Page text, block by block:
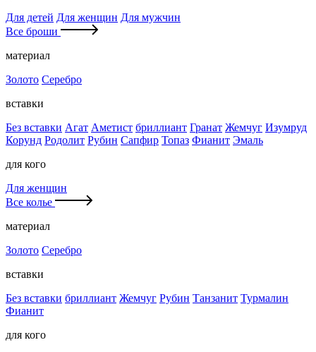
Для детей Для женщин Для мужчин
Все броши
материал
Золото Серебро
вставки
Без вставки Агат Аметист бриллиант Гранат Жемчуг Изумруд
Корунд Родолит Рубин Сапфир Топаз Фианит Эмаль
для кого
Для женщин
Все колье
материал
Золото Серебро
вставки
Без вставки бриллиант Жемчуг Рубин Танзанит Турмалин
Фианит
для кого